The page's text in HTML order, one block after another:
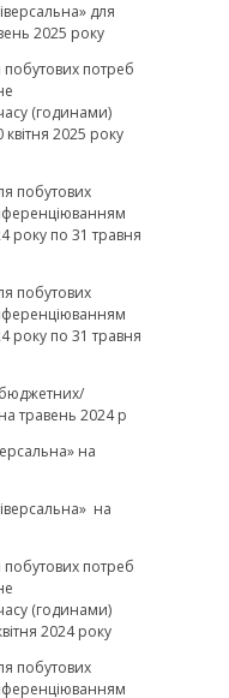
для
2025 року
потреб
(годинами)
2025 року
побутових
року по 31 травня
побутових
року по 31 травня
травень 2024 р
на
на
потреб
(годинами)
2024 року
побутових